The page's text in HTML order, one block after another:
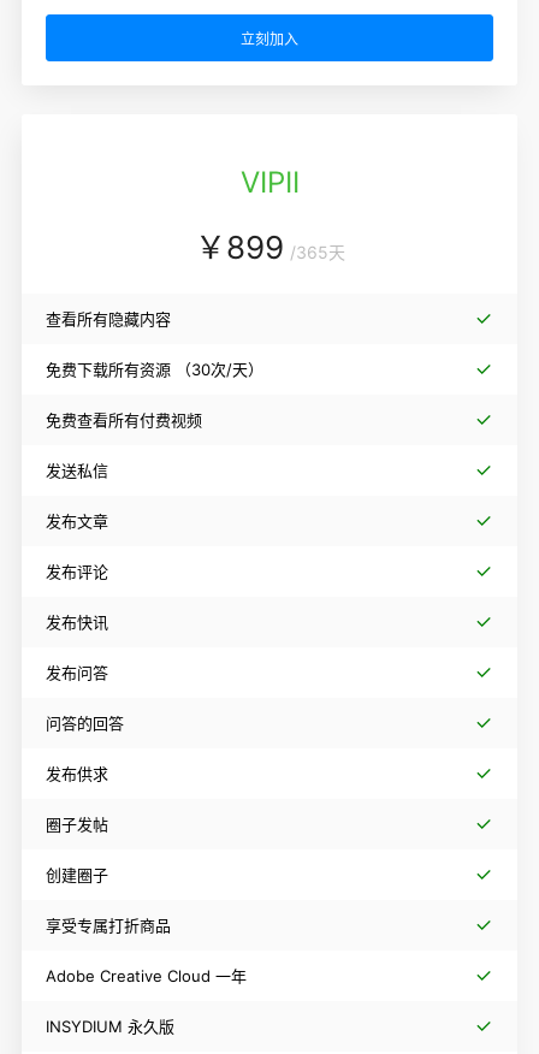
立刻加入
VIPII
￥899 /365天
查看所有隐藏内容
免费下载所有资源 （30次/天）
免费查看所有付费视频
发送私信
发布文章
发布评论
发布快讯
发布问答
问答的回答
发布供求
圈子发帖
创建圈子
享受专属打折商品
Adobe Creative Cloud 一年
INSYDIUM 永久版